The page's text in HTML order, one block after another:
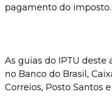
pagamento do imposto.
As guias do IPTU deste
no Banco do Brasil,
Correios, Posto Santos